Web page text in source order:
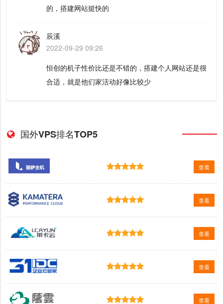
的，搭建网站挺快的
辰溪
2022-09-29 09:26
恒创的机子性价比还是不错的，搭建个人网站还是很
合适，就是他们家活动好像比较少
国外VPS排名TOP5
查看
查看
查看
查看
查看